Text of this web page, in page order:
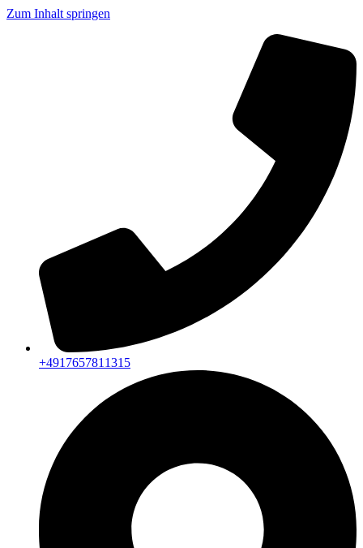
Zum Inhalt springen
+4917657811315